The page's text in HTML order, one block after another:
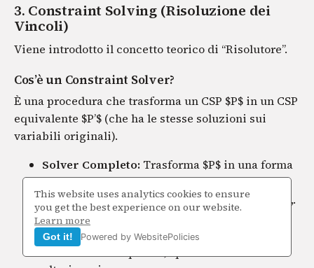
This website uses analytics cookies to ensure
you get the best experience on our website.
Learn more
Got it! Powered by WebsitePolicies
3. Constraint Solving (Risoluzione dei
Vincoli)
Viene introdotto il concetto teorico di “Risolutore”.
Cos’è un Constraint Solver?
È una procedura che trasforma un CSP $P$ in un CSP
equivalente $P’$ (che ha le stesse soluzioni sui
variabili originali).
Solver Completo: Trasforma $P$ in una forma
risolta (disgiunzione finita di CSP semplici) o
prova che è insoddisfacibile (restituisce
),.
Solver Incompleto:
più semplice ma non garantisce che la